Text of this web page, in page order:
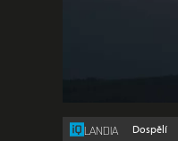
LANDIA Dospělí